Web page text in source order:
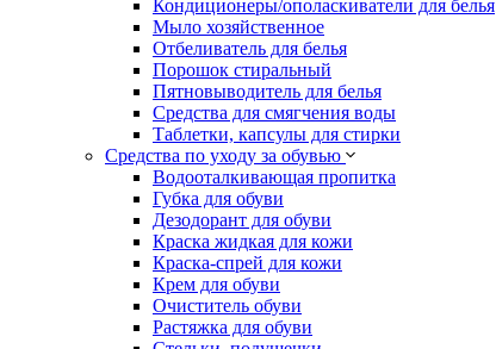
Кондиционеры/ополаскиватели для белья
Мыло хозяйственное
Отбеливатель для белья
Порошок стиральный
Пятновыводитель для белья
Средства для смягчения воды
Таблетки, капсулы для стирки
Средства по уходу за обувью
Водооталкивающая пропитка
Губка для обуви
Дезодорант для обуви
Краска жидкая для кожи
Краска-спрей для кожи
Крем для обуви
Очиститель обуви
Растяжка для обуви